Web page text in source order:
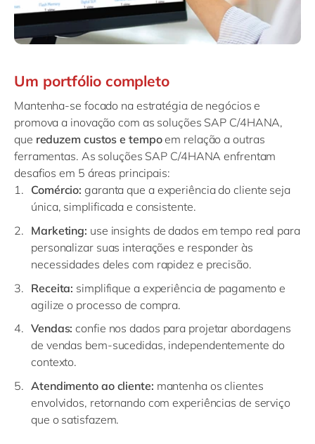
Um portfólio completo
Mantenha-se focado na estratégia de negócios e
promova a inovação com as soluções SAP C/4HANA,
que reduzem custos e tempoem relação a outras
ferramentas. As soluções SAP C/4HANA enfrentam
desafios em 5 áreas principais:
Comércio: garanta que a experiência do cliente seja
única, simplificada e consistente.
Marketing: use insights de dados em tempo real para
personalizar suas interações e responder às
necessidades deles com rapidez e precisão.
Receita: simplifique a experiência de pagamento e
agilize o processo de compra.
Vendas: confie nos dados para projetar abordagens
de vendas bem-sucedidas, independentemente do
contexto.
Atendimento ao cliente: mantenha os clientes
envolvidos, retornando com experiências de serviço
que o satisfazem.